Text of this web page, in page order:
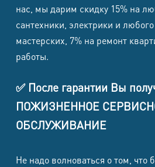
нас, мы дарим скидку 15% на
сантехники, электрики и
мастерских, 7% на ремонт
работы.
✅ После гарантии Вы
ПОЖИЗНЕННОЕ
ОБСЛУЖИВАНИЕ
Не надо волноваться о том, что